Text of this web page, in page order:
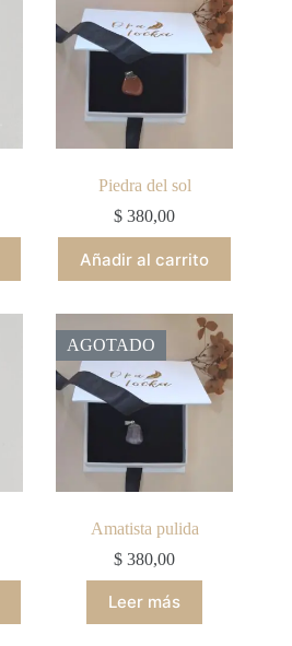
Piedra del sol
$ 380,00
Añadir al carrito
AGOTADO
Amatista pulida
$ 380,00
Leer más